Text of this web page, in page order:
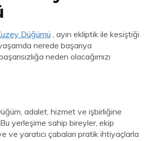
Düğümü , ayın ekliptik ile kesiştiği
nerede başarıya
neden olacağımızı
adalet, hizmet ve işbirliğine
yerleşime sahip bireyler, ekip
ve yaratıcı çabaları pratik ihtiyaçlarla